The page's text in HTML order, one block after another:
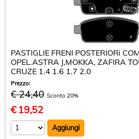
PASTIGLIE FRENI POSTERIORi
OPEL.ASTRA J,MOKKA, ZAFIRA
CRUZE 1.4 1.6 1.7 2.0
Prezzo:
€ 24,40 Sconto 20%
€ 19,52